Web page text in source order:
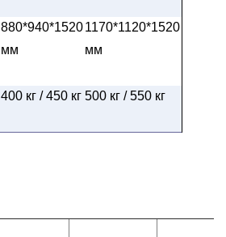
880*940*1520
мм
1170*1120*1520
мм
400 кг / 450 кг 500 кг / 550 кг